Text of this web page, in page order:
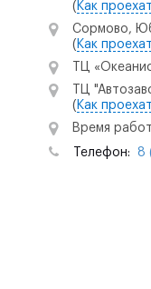
( Как
Сормово,
( Как
ТЦ
ТЦ
( Как
Время
Телефон: 8